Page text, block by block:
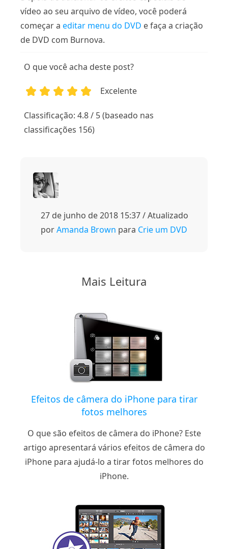
vídeo ao seu arquivo de vídeo, você poderá
começar a editar menu do DVD e faça a criação
de DVD com Burnova.
O que você acha deste post?
Excelente
Classificação: 4.8 / 5 (baseado nas
classificações 156)
27 de junho de 2018 15:37 / Atualizado
porAmanda Brown para Crie um DVD
Mais Leitura
Efeitos de câmera do iPhone para tirar
fotos melhores
O que são efeitos de câmera do iPhone? Este
artigo apresentará vários efeitos de câmera do
iPhone para ajudá-lo a tirar fotos melhores do
iPhone.